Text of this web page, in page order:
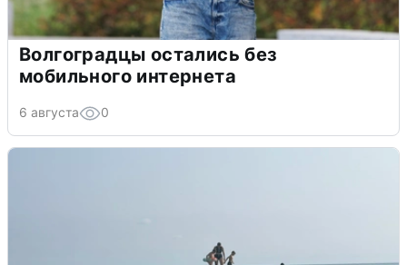
Волгоградцы остались без
мобильного интернета
6 августа 0